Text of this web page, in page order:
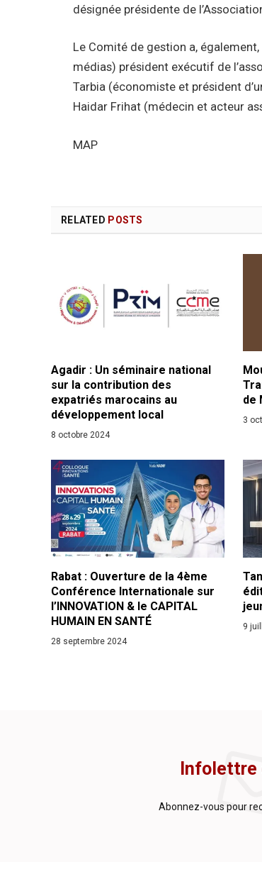
désignée présidente de
Le Comité de gestion a,
médias) président exécutif de
Tarbia (économiste et président
Haidar Frihat (médecin et acteur
MAP
RELATED POSTS
Agadir : Un séminaire national
sur la contribution des
expatriés marocains au
développement local
8 octobre 2024
de
3
Rabat : Ouverture de la 4ème
Conférence Internationale sur
l’INNOVATION & le CAPITAL
HUMAIN EN SANTÉ
28 septembre 2024
9
Infolettre
Abonnez-vous pour